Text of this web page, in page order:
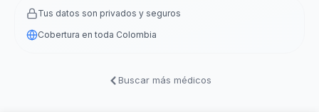
Tus datos son privados y seguros
Cobertura en toda Colombia
Buscar más médicos